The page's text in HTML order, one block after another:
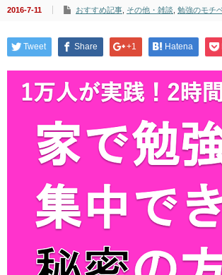
2016-7-11 おすすめ記事 その他・雑談 勉強のモチ
Tweet Share +1 Hatena